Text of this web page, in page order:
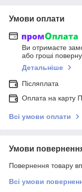
Умови оплати
Ви отримаєте
або гроші
Детальніше
Післяплата
Оплата на карту
Всі умови оплати
Умови
Повернення товару
Всі умови